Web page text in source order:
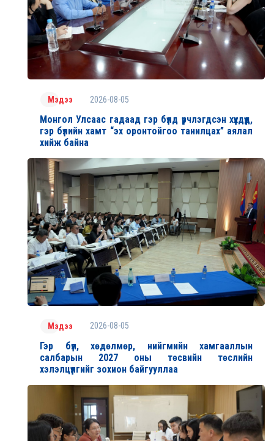
Мэдээ 2026-08-05
Монгол Улсаас гадаад гэр бүлд үрчлэгдсэн хүүхдүүд,
гэр бүлийн хамт “эх оронтойгоо танилцах” аялал
хийж байна
Мэдээ 2026-08-05
Гэр бүл, хөдөлмөр, нийгмийн хамгааллын
салбарын 2027 оны төсвийн төслийн
хэлэлцүүлгийг зохион байгууллаа